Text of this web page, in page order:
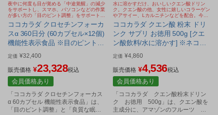
夜中に何度も目が覚める「中途覚醒」の減少
をサポートし、スマホ、パソコンなどの作業
が多い方の「目のピント調整」をサポートす
るサプリメント
ココカラダ クロセチンフォーカ
スα 360日分 (60カプセル×12個)
機能性表示食品 ※目のピント調
節 睡眠の質 Wサポート サプリ
[睡眠サプリ/目サプリ]
定価 ¥32,400
販売価格 ¥23,328税込
会員価格あり
「ココカラダ クロセチンフォーカス
α 60カプセル 機能性表示食品」は、
「目のピント調整」と「良質な眠
水に溶かすだけ、おいしいクエン酸ドリン
ク。クエン酸の他、女性に嬉しいコラーゲン
やアサイー、Lカルニチンなどを配合。今
SNSで話題のクエン酸 ババアの粉
ココカラダ クエン酸 粉末 ドリ
ンク サプリ お徳用 500g [クエ
ン酸飲料/水に溶かす] ※ネコポ
ス対応商品
定価 ¥4,860
販売価格 ¥4,536税込
会員価格あり
「ココカラダ クエン酸粉末ドリン
ク お徳用 500g」は、クエン酸を
主成分に、アマゾンのフルーツ ア